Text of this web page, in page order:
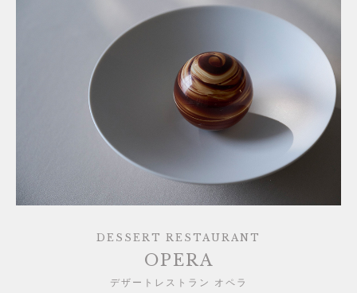
DESSERT RESTAURANT
OPERA
デザートレストラン オペラ